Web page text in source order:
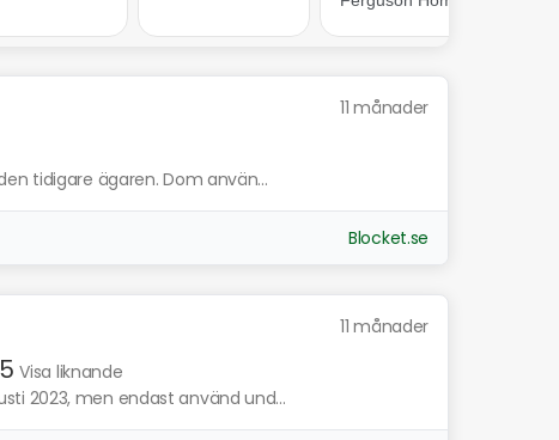
11 månader
tidigare ägaren. Dom använ...
Blocket.se
11 månader
Visa liknande
2023, men endast använd und...